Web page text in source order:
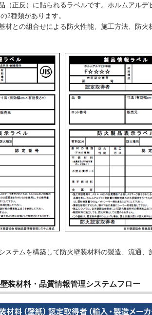
（正反）に貼られるラベルです。ホルムアルデ
2種類があります。
材との組合せによる防火性能、施工方法、防火
ステムを構築して防火壁装材料の製造、流通、
装材料・品質情報管理システムフロー